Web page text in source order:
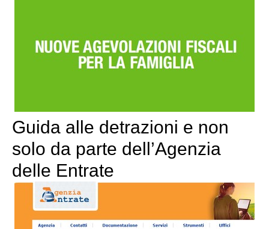
Guida alle detrazioni e non
solo da parte dell’Agenzia
delle Entrate